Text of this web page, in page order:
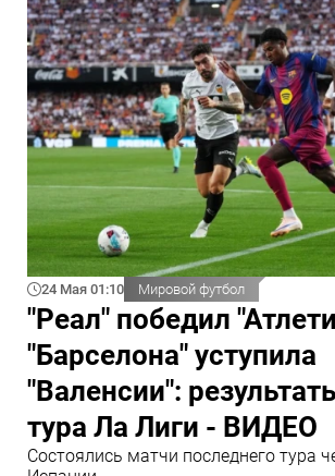
24 Мая 01:10 Мировой футбол
"Реал" победил
"Барселона" уступила
"Валенсии":
тура Ла Лиги - ВИДЕО
Состоялись матчи последнего тура